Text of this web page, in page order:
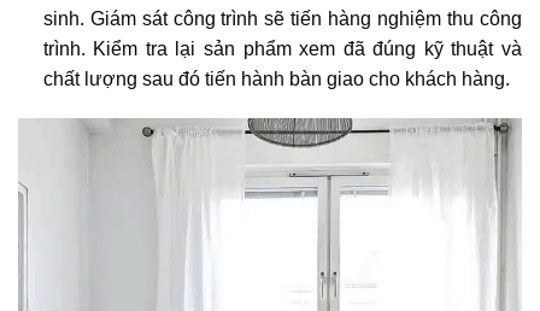
sinh. Giám sát công trình sẽ tiến hàng nghiệm thu công
trình. Kiểm tra lại sản phẩm xem đã đúng kỹ thuật và
chất lượng sau đó tiến hành bàn giao cho khách hàng.